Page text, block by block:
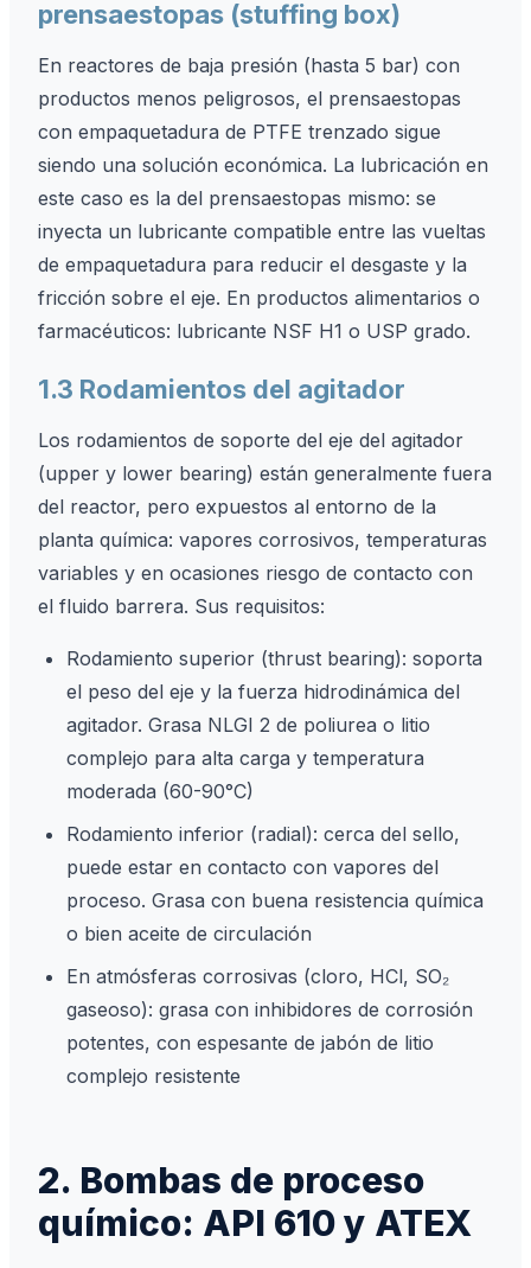
prensaestopas (stuffing box)
En reactores de baja presión (hasta 5 bar) con
productos menos peligrosos, el prensaestopas
con empaquetadura de PTFE trenzado sigue
siendo una solución económica. La lubricación en
este caso es la del prensaestopas mismo: se
inyecta un lubricante compatible entre las vueltas
de empaquetadura para reducir el desgaste y la
fricción sobre el eje. En productos alimentarios o
farmacéuticos: lubricante NSF H1 o USP grado.
1.3 Rodamientos del agitador
Los rodamientos de soporte del eje del agitador
(upper y lower bearing) están generalmente fuera
del reactor, pero expuestos al entorno de la
planta química: vapores corrosivos, temperaturas
variables y en ocasiones riesgo de contacto con
el fluido barrera. Sus requisitos:
Rodamiento superior (thrust bearing): soporta
el peso del eje y la fuerza hidrodinámica del
agitador. Grasa NLGI 2 de poliurea o litio
complejo para alta carga y temperatura
moderada (60-90°C)
Rodamiento inferior (radial): cerca del sello,
puede estar en contacto con vapores del
proceso. Grasa con buena resistencia química
o bien aceite de circulación
En atmósferas corrosivas (cloro, HCl, SO₂
gaseoso): grasa con inhibidores de corrosión
potentes, con espesante de jabón de litio
complejo resistente
2. Bombas de proceso
químico: API 610 y ATEX